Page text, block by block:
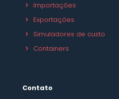
Importações
Exportações
Simuladores de custo
Containers
Contato